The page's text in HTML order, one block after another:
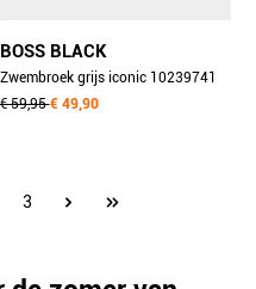
BOSS BLACK
Zwembroek grijs iconic 10239741
01 50528291/011
€ 59,95€ 49,90
3